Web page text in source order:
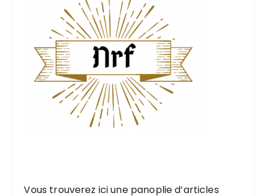
Vous trouverez ici une panoplie d’articles